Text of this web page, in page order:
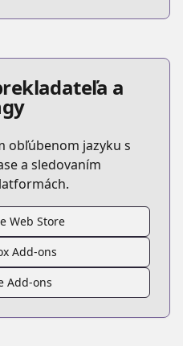
a
obľúbenom jazyku s
a sledovaním
Web Store
Add-ons
Add-ons